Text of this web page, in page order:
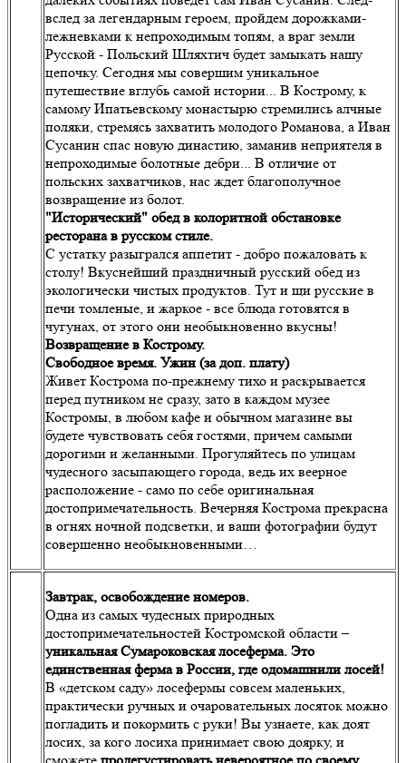
вслед за легендарным героем, пройдем дорожками-
лежневками к непроходимым топям, а враг земли
Русской - Польский Шляхтич будет замыкать нашу
цепочку. Сегодня мы совершим уникальное
путешествие вглубь самой истории... В Кострому, к
самому Ипатьевскому монастырю стремились алчные
поляки, стремясь захватить молодого Романова, а Иван
Сусанин спас новую династию, заманив неприятеля в
непроходимые болотные дебри... В отличие от
польских захватчиков, нас ждет благополучное
возвращение из болот.
"Исторический" обед в колоритной обстановке
ресторана в русском стиле.
С устатку разыгрался аппетит - добро пожаловать к
столу! Вкуснейший праздничный русский обед из
экологически чистых продуктов. Тут и щи русские в
печи томленые, и жаркое - все блюда готовятся в
чугунах, от этого они необыкновенно вкусны!
Возвращение в Кострому.
Свободное время. Ужин (за доп. плату)
Живет Кострома по-прежнему тихо и раскрывается
перед путником не сразу, зато в каждом музее
Костромы, в любом кафе и обычном магазине вы
будете чувствовать себя гостями, причем самыми
дорогими и желанными. Прогуляйтесь по улицам
чудесного засыпающего города, ведь их веерное
расположение - само по себе оригинальная
достопримечательность. Вечерняя Кострома прекрасна
в огнях ночной подсветки, и ваши фотографии будут
совершенно необыкновенными…
Завтрак, освобождение номеров.
Одна из самых чудесных природных
достопримечательностей Костромской области –
уникальная Сумароковская лосеферма. Это
единственная ферма в России, где одомашнили лосей!
В «детском саду» лосефермы совсем маленьких,
практически ручных и очаровательных лосяток можно
погладить и покормить с руки! Вы узнаете, как доят
лосих, за кого лосиха принимает свою доярку, и